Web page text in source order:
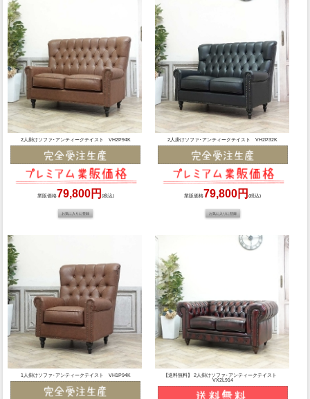
2人掛けソファ･アンティークテイスト VH2P94K
業販価格79,800円 (税込)
2人掛けソファ･アンティークテイスト VH2P32K
業販価格79,800円(税込)
1人掛けソファ･アンティークテイスト VH1P94K
【送料無料】 2人掛けソファ･アンティークテイスト
VX2L914